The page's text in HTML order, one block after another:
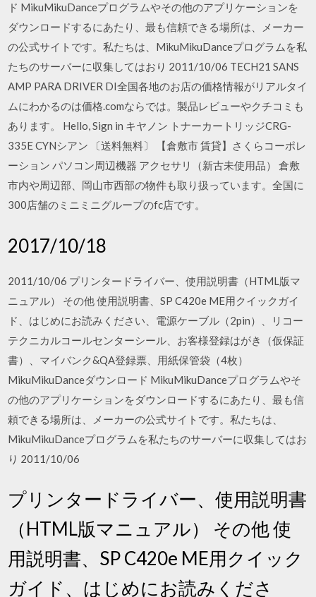
ド MikuMikuDanceプログラムやその他のアプリケーションを
ダウンロードするにあたり、最も信頼できる場所は、メーカー
の公式サイトです。私たちは、MikuMikuDanceプログラムを私
たちのサーバーに収集してはおり 2011/10/06 TECH21 SANS
AMP PARA DRIVER DI全国各地のお店の価格情報がリアルタイ
ムにわかるのは価格.comならでは。製品レビューやクチコミも
あります。 Hello, Sign in キヤノン トナーカートリッジCRG-
335E CYNシアン 〔送料無料〕 【倉敷市 賃貸】さくらコーポレ
ーション パソコン周辺機器 アクセサリ（新古未使用品） 倉敷
市内や周辺部、岡山市西部の物件も取り扱っています。全国に
300店舗のミニミニグループのfc店です。
2017/10/18
2011/10/06 プリンタードライバー、使用説明書（HTML版マ
ニュアル） その他 使用説明書、SP C420e ME用クイックガイ
ド、はじめにお読みください、電源ケーブル（2pin）、リコー
テクニカルコールセンターシール、お客様登録はがき（仮保証
書）、マイバンク&QA登録票、用紙保管袋（4枚）
MikuMikuDanceダウンロード MikuMikuDanceプログラムやそ
の他のアプリケーションをダウンロードするにあたり、最も信
頼できる場所は、メーカーの公式サイトです。私たちは、
MikuMikuDanceプログラムを私たちのサーバーに収集してはお
り 2011/10/06
プリンタードライバー、使用説明書
（HTML版マニュアル） その他 使
用説明書、SP C420e ME用クイック
ガイド、はじめにお読みくださ